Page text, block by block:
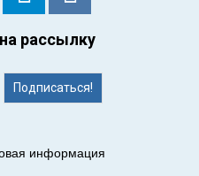
рассылку
Подписаться!
информация